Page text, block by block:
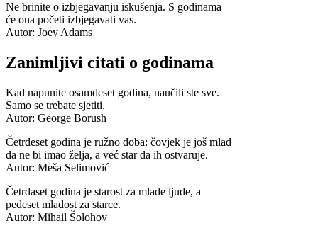
Ne brinite o izbjegavanju iskušenja. S godinama
će ona početi izbjegavati vas.
Autor: Joey Adams
Zanimljivi citati o godinama
Kad napunite osamdeset godina, naučili ste sve.
Samo se trebate sjetiti.
Autor: George Borush
Četrdeset godina je ružno doba: čovjek je još mlad
da ne bi imao želja, a već star da ih ostvaruje.
Autor: Meša Selimović
Četrdaset godina je starost za mlade ljude, a
pedeset mladost za starce.
Autor: Mihail Šolohov